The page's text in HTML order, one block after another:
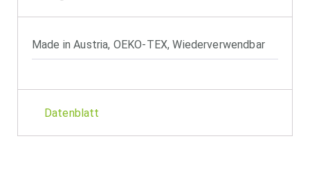
Made in Austria, OEKO-TEX,Wiederverwendbar
Datenblatt